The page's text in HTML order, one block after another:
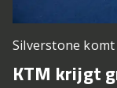
Silverstone
KTM krijgt